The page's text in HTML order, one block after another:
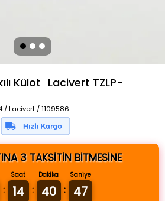
Külot Lacivert TZLP-
/ Lacivert / 1109586
3 TAKSİTİN BİTMESİNE
:
Saat
14 :
Dakika
40 :
Saniye
47